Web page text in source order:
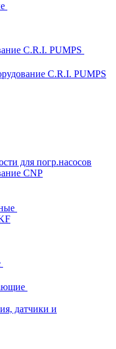
C.R.I. PUMPS
C.R.I. PUMPS
для погр.насосов
CNP
датчики и